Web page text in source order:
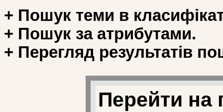
+ Пошук теми в
+ Пошук за атрибутами.
+ Перегляд результатів
Перейти на